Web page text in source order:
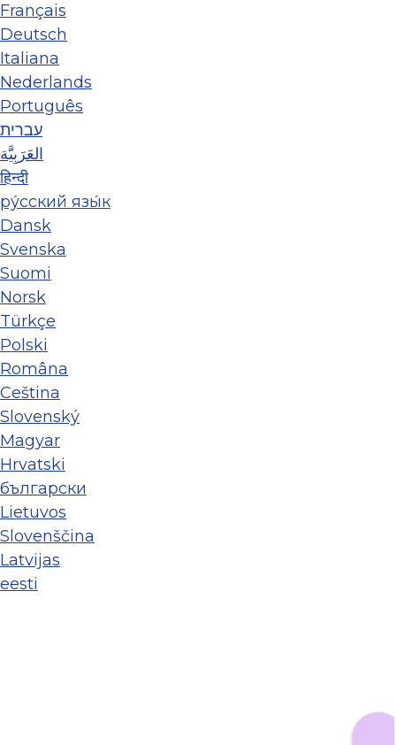
Français
Deutsch
Italiana
Nederlands
Português
עברית
العَرَبِيَّة
हिन्दी
ру́сский язы́к
Dansk
Svenska
Suomi
Norsk
Türkçe
Polski
Româna
Ceština
Slovenský
Magyar
Hrvatski
български
Lietuvos
Slovenščina
Latvijas
eesti